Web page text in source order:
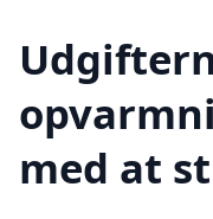
med at